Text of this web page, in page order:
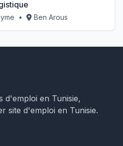
• Ben Arous
d'emploi en Tunisie,
site d'emploi en Tunisie.